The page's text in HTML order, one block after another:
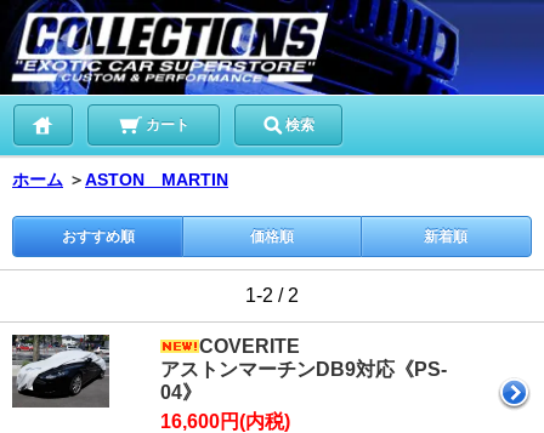
カート 検索
ホーム ＞ASTON MARTIN
おすすめ順 価格順 新着順
1-2 / 2
COVERITE
アストンマーチンDB9対応《PS-
04》
16,600円(内税)